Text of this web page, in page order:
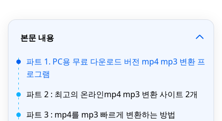
본문 내용
파트 1. PC용 무료 다운로드 버전 mp4 mp3 변환 프
로그램
파트 2 : 최고의 온라인mp4 mp3 변환 사이트 2개
파트 3 : mp4를 mp3 빠르게 변환하는 방법